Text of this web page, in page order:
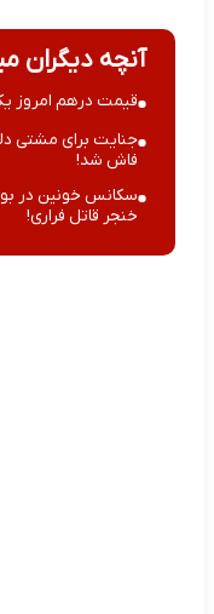
آنچه دیگران
قیمت درهم امروز یکشنبه ۱۸
جنایت برای مشتی
فاش شد!
سکانس خونین در
خنجر قاتل فراری!